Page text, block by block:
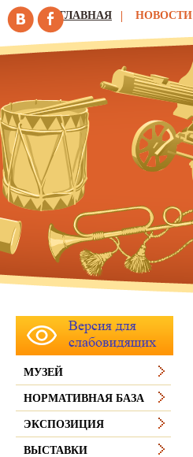
ГЛАВНАЯ НОВОСТИ
МУЗЕЙ
НОРМАТИВНАЯ БАЗА
ЭКСПОЗИЦИЯ
ВЫСТАВКИ